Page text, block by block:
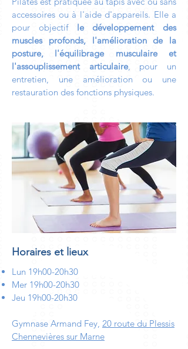
accessoires ou à l'aide d'appareils. Elle a
pour objectif le développement des
muscles profonds, l'amélioration de la
posture, l'équilibrage musculaire et
l'assouplissement articulaire, pour un
entretien, une amélioration ou une
restauration des fonctions physiques.
Horaires et lieux
Lun 19h00-20h30
Mer 19h00-20h30
Jeu 19h00-20h30
Gymnase Armand Fey, 20 route du Plessis
Chennevières sur Marne